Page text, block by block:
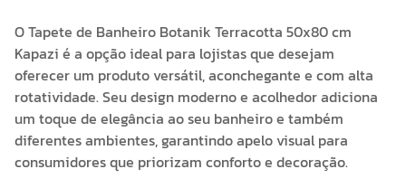
O Tapete de Banheiro Botanik Terracotta 50x80 cm
Kapazi é a opção ideal para lojistas que desejam
oferecer um produto versátil, aconchegante e com alta
rotatividade. Seu design moderno e acolhedor adiciona
um toque de elegância ao seu banheiro e também
diferentes ambientes, garantindo apelo visual para
consumidores que priorizam conforto e decoração.